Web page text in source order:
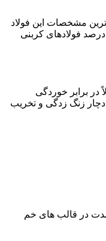
ترین مشخصات این فولاد
می باشد. و این قابلیت چیزی در حدود 90 درصد فولادهای کربنی
در برابر خوردگی
زنگ زدگی و تخریب
در قالب های خم